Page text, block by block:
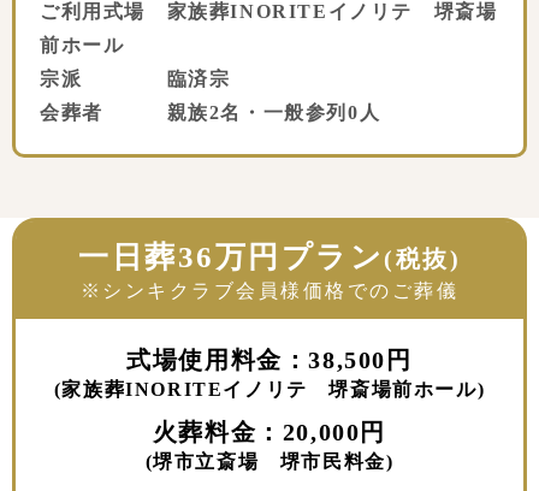
ご利用式場 家族葬INORITEイノリテ 堺斎場
前ホール
宗派 臨済宗
会葬者 親族2名・一般参列0人
一日葬36万円プラン (税抜)
※シンキクラブ会員様価格でのご葬儀
式場使用料金：38,500円
(家族葬INORITEイノリテ 堺斎場前ホール)
火葬料金：20,000円
(堺市立斎場 堺市民料金)